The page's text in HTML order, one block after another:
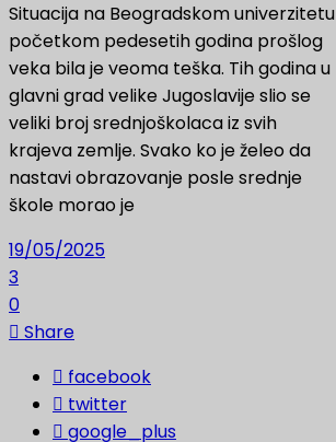
Situacija na Beogradskom univerzitetu
početkom pedesetih godina prošlog
veka bila je veoma teška. Tih godina u
glavni grad velike Jugoslavije slio se
veliki broj srednjoškolaca iz svih
krajeva zemlje. Svako ko je želeo da
nastavi obrazovanje posle srednje
škole morao je
19/05/2025
3
0
Share
facebook
twitter
google_plus